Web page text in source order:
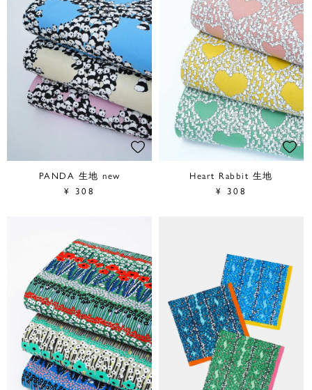
PANDA 生地 new
¥ 308
Heart Rabbit 生地
¥ 308